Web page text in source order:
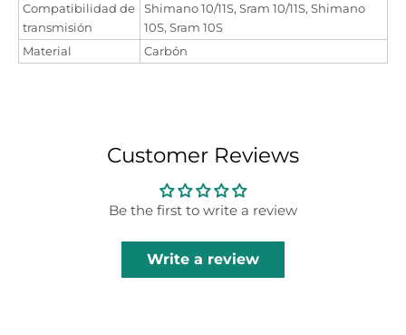
Compatibilidad de
transmisión
Shimano 10/11S, Sram 10/11S, Shimano
10S, Sram 10S
Material
Carbón
Customer Reviews
Be the first to write a review
Write a review